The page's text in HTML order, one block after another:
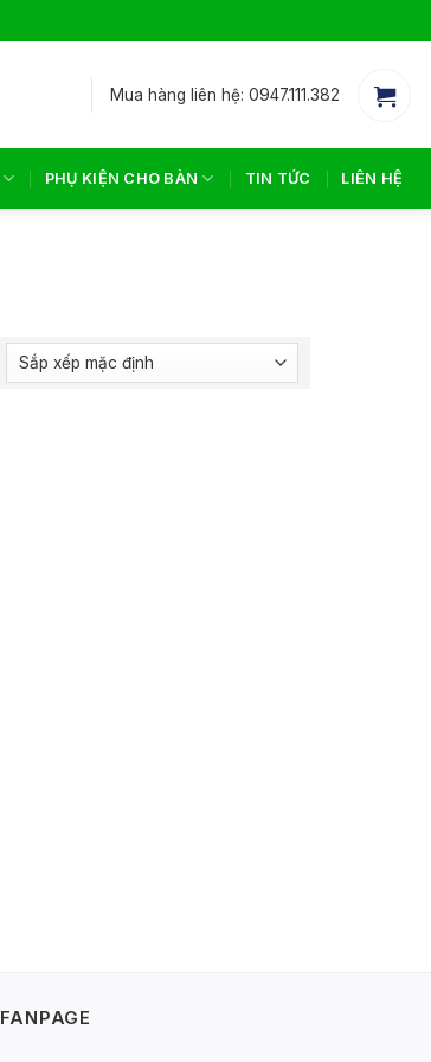
Mua hàng liên hệ: 0947.111.382
PHỤ KIỆN CHO BÀN TIN TỨC LIÊN HỆ
FANPAGE